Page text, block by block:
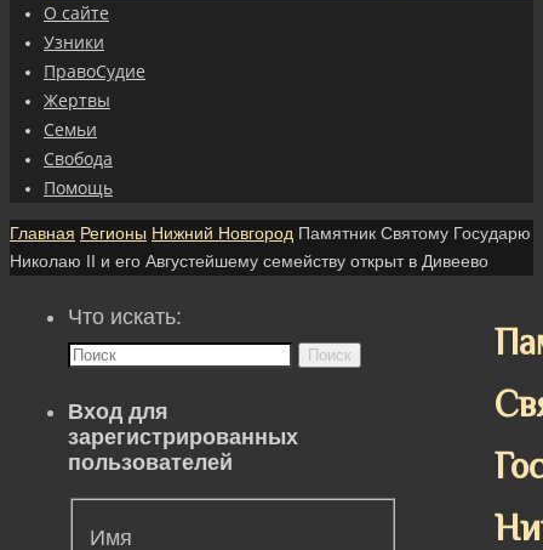
О сайте
Узники
ПравоСудие
Жертвы
Семьи
Свобода
Помощь
Главная Регионы Нижний Новгород Памятник Святому Государю
Николаю II и его Августейшему семейству открыт в Дивеево
Что искать:
Поиск
Вход для
зарегистрированных
пользователей
Имя